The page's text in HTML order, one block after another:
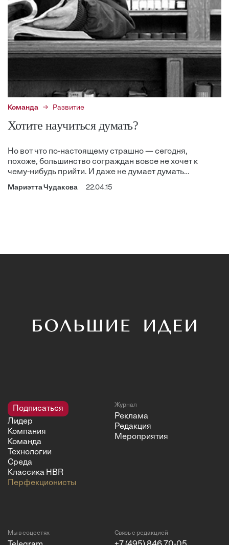
Команда Развитие
Хотите научиться думать?
Но вот что по-настоящему страшно — сегодня,
похоже, большинство сограждан вовсе не хочет к
чему-нибудь прийти. И даже не думает думать…
Мариэтта Чудакова 22.04.15
Подписаться
Лидер
Компания
Команда
Технологии
Среда
Классика HBR
Перфекционисты
Журнал
Реклама
Редакция
Мероприятия
Мы в соцсетях Связь с редакцией